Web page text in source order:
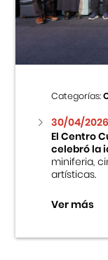
Categorías:
30/04/2026
El Centro
celebró la
miniferia,
artísticas.
Ver más